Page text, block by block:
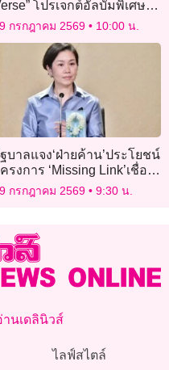
โปรเจกต์อัลบั้มพิเศษ
นศิลปินรุ่นใหม่ตีความเพลง
ฮิตในตำนาน
กรกฎาคม 2569 10:00 น.
บาลแจง‘ฝ่ายค้าน’ประโยชน์
รงการ ‘Missing Link’เชื่อม
ไฟชุมพร–ท่าเรือ
กรกฎาคม 2569 9:30 น.
นเดลินิวส์
ไลฟ์สไตล์